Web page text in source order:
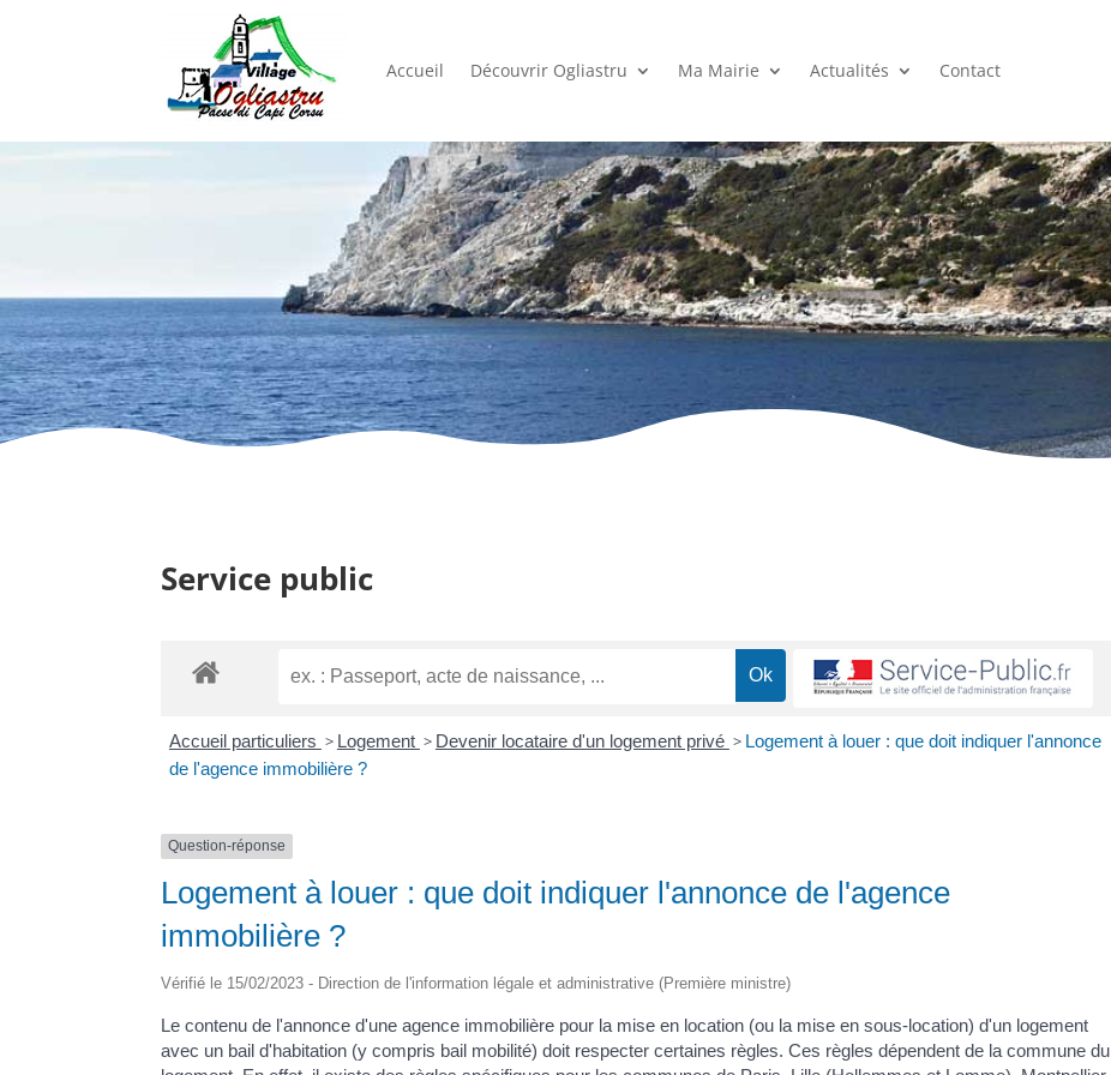
Accueil Découvrir Ogliastru Ma Mairie Actualités Contact
Service public
Accueil particuliers > Logement > Devenir locataire d'un logement privé > Logement à louer : que doit indiquer l'annonce
de l'agence immobilière ?
Question-réponse
Logement à louer : que doit indiquer l'annonce de l'agence
immobilière ?
Vérifié le 15/02/2023 - Direction de l'information légale et administrative (Première ministre)
Le contenu de l'annonce d'une agence immobilière pour la mise en location (ou la mise en sous-location) d'un logement
avec un bail d'habitation (y compris bail mobilité) doit respecter certaines règles. Ces règles dépendent de la commune du